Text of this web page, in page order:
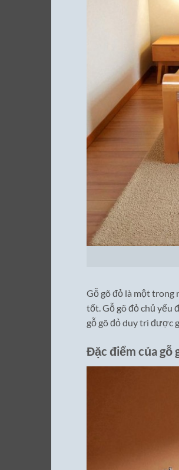
Gỗ gõ đỏ là một trong
tốt. Gỗ gõ đỏ chủ yếu
gỗ gõ đỏ duy trì được
Đặc điểm của gỗ